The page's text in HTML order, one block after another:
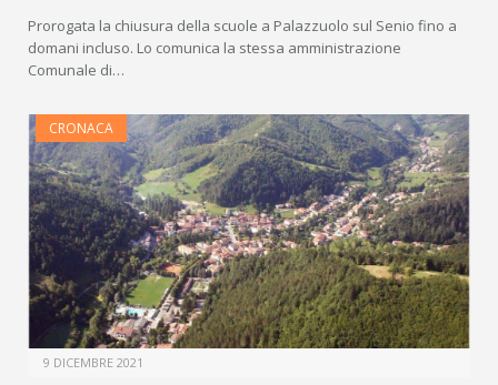
Prorogata la chiusura della scuole a Palazzuolo sul Senio fino a
domani incluso. Lo comunica la stessa amministrazione
Comunale di…
CRONACA
9 DICEMBRE 2021